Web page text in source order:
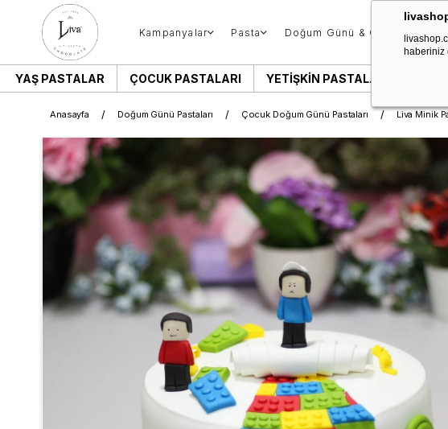
haberiniz
Kampanyalar Pasta Doğum Günü & Özel Gün
YAŞ PASTALAR ÇOCUK PASTALARI YETIŞKIN PASTALARI
Anasayfa Doğum Günü Pastaları Çocuk Doğum Günü Pastaları Liva Minik